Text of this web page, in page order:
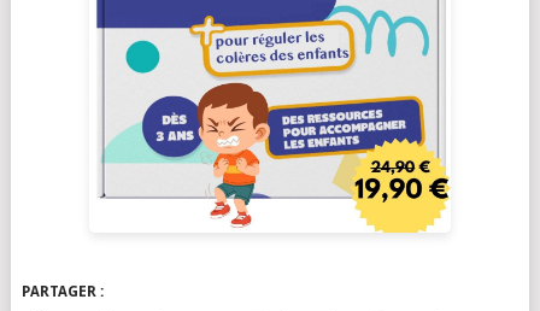
PARTAGER :